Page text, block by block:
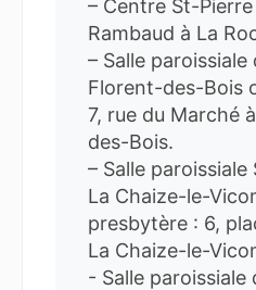
– Centre St-
Rambaud à La
– Salle paroissiale
Florent-des-Bois
7, rue du Marché
des-Bois.
– Salle
La Chaize-le-
presbytère : 6,
La Chaize-le-
- Salle paroissiale